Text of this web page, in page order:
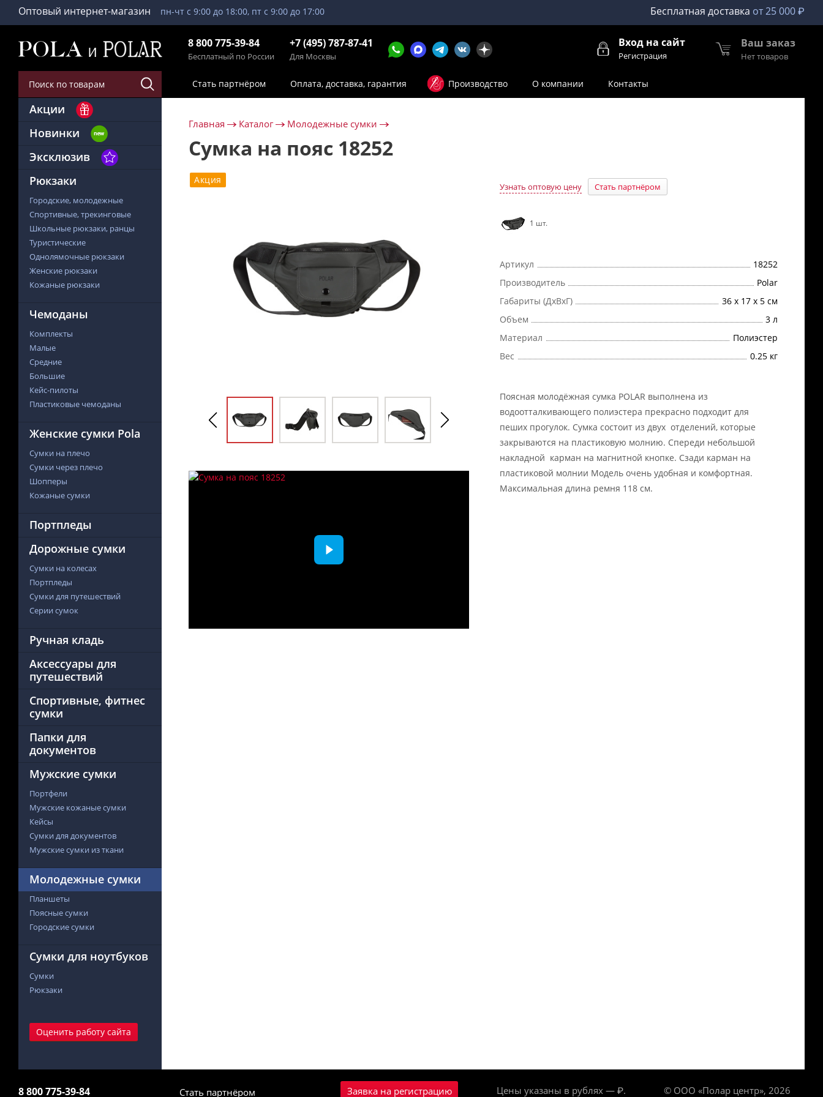
Оптовый интернет-магазин пн-чт с 9:00 до 18:00, пт с 9:00 до 17:00 Бесплатная доставка от 25 000 ₽
8 800 775-39-84
Бесплатный по России
+7 (495) 787-87-41
Для Москвы
Вход на сайт
Регистрация
Ваш заказ
Нет товаров
Стать партнёром Оплата, доставка, гарантия Производство О компании Контакты
Акции
Новинки
Эксклюзив
Рюкзаки
Городские, молодежные
Спортивные, трекинговые
Школьные рюкзаки, ранцы
Туристические
Однолямочные рюкзаки
Женские рюкзаки
Кожаные рюкзаки
Чемоданы
Комплекты
Малые
Средние
Большие
Кейс-пилоты
Пластиковые чемоданы
Женские сумки Pola
Сумки на плечо
Сумки через плечо
Шопперы
Кожаные сумки
Портпледы
Дорожные сумки
Сумки на колесах
Портпледы
Сумки для путешествий
Серии сумок
Ручная кладь
Аксессуары для
путешествий
Спортивные, фитнес
сумки
Папки для
документов
Мужские сумки
Портфели
Мужские кожаные сумки
Кейсы
Сумки для документов
Мужские сумки из ткани
Молодежные сумки
Планшеты
Поясные сумки
Городские сумки
Сумки для ноутбуков
Сумки
Рюкзаки
Оценить работу сайта
Главная Каталог Молодежные сумки
Сумка на пояс 18252
Акция
Узнать оптовую цену Стать партнёром
1 шт.
Артикул
18252
Производитель
Polar
Габариты (ДхВхГ)
36 x 17 x 5 см
Объем
3 л
Материал
Полиэстер
Вес
0.25 кг
Поясная молодёжная сумка POLAR выполнена из
водоотталкивающего полиэстера прекрасно подходит для
пеших прогулок. Сумка состоит из двух отделений, которые
закрываются на пластиковую молнию. Спереди небольшой
накладной карман на магнитной кнопке. Сзади карман на
пластиковой молнии Модель очень удобная и комфортная.
Максимальная длина ремня 118 см.
8 800 775-39-84 Стать партнёром Заявка на регистрацию Цены указаны в рублях — ₽. © ООО «Полар центр», 2026